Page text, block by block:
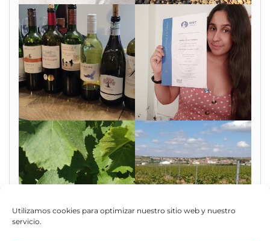
Utilizamos cookies para optimizar nuestro sitio web y nuestro
servicio.